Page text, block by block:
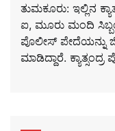
ತುಮಕೂರು: ಇಲ್ಲಿನ
ಐ, ಮೂರು ಮಂದಿ
ಪೊಲೀಸ್ ಪೇದೆಯನ್ನು
ಮಾಡಿದ್ದಾರೆ.